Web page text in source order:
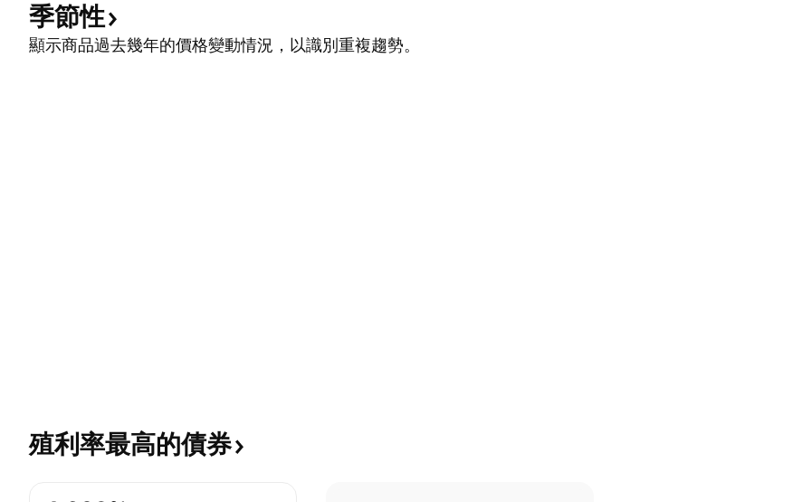
季節性
顯示商品過去幾年的價格變動情況，以識別重複趨勢。
殖利率最高的債券